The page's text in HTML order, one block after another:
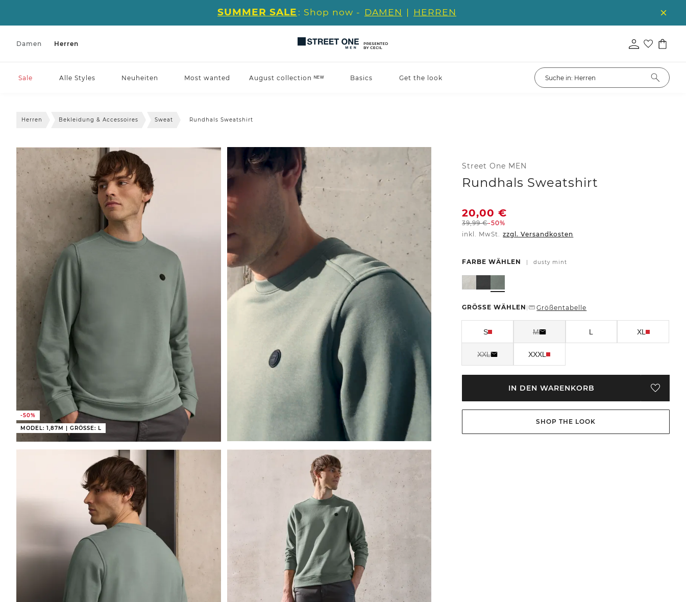
SUMMER SALE : Shop now - DAMEN | HERREN
Damen Herren
Sale Alle Styles Neuheiten Most wanted August collection ᴺᴱᵂ Basics Get the look
Herren Bekleidung & Accessoires Sweat Rundhals Sweatshirt
-50%
MODEL: 1,87M | GRÖSSE: L
Street One MEN
Rundhals Sweatshirt
20,00€
39,99€-50%
inkl. MwSt. zzgl. Versandkosten
FARBE WÄHLEN | dusty mint
GRÖSSE WÄHLEN | Größentabelle
S M L XL
XXL XXXL
IN DEN WARENKORB
SHOP THE LOOK